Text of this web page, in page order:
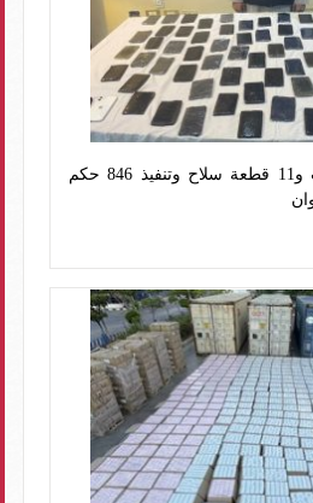
ضبط 27 كيلو مخدرات و11 قطعة سلاح وتنفيذ 846 حكم